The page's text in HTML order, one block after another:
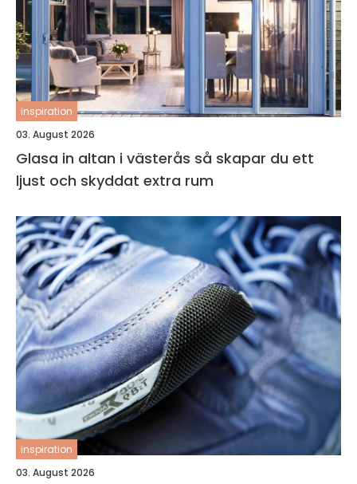
inspiration
03. August 2026
Glasa in altan i västerås så skapar du ett
ljust och skyddat extra rum
inspiration
03. August 2026